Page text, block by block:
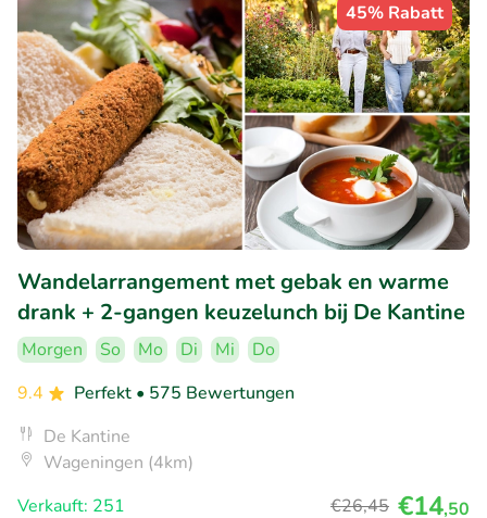
45% Rabatt
Wandelarrangement met gebak en warme
drank + 2-gangen keuzelunch bij De Kantine
Morgen So Mo Di Mi
Do
9.4
Perfekt • 575 Bewertungen
De Kantine
Wageningen (4km)
Verkauft: 251
€26,45 €14,50